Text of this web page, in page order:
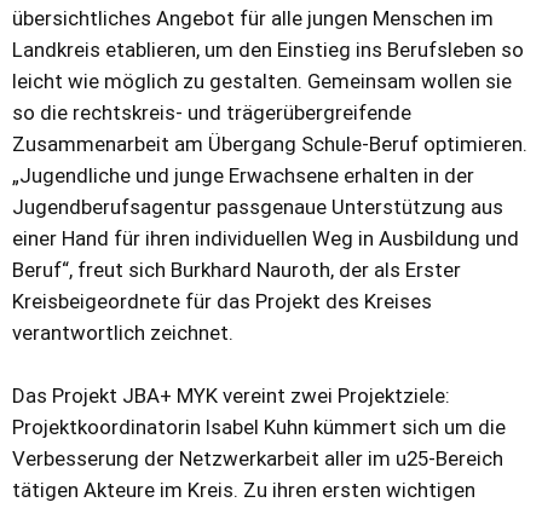
übersichtliches Angebot für alle jungen Menschen im
Landkreis etablieren, um den Einstieg ins Berufsleben so
leicht wie möglich zu gestalten. Gemeinsam wollen sie
so die rechtskreis- und trägerübergreifende
Zusammenarbeit am Übergang Schule-Beruf optimieren.
„Jugendliche und junge Erwachsene erhalten in der
Jugendberufsagentur passgenaue Unterstützung aus
einer Hand für ihren individuellen Weg in Ausbildung und
Beruf“, freut sich Burkhard Nauroth, der als Erster
Kreisbeigeordnete für das Projekt des Kreises
verantwortlich zeichnet.
Das Projekt JBA+ MYK vereint zwei Projektziele:
Projektkoordinatorin Isabel Kuhn kümmert sich um die
Verbesserung der Netzwerkarbeit aller im u25-Bereich
tätigen Akteure im Kreis. Zu ihren ersten wichtigen